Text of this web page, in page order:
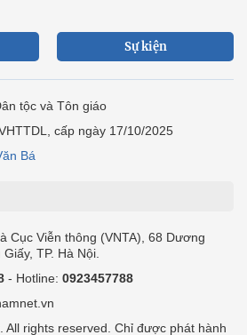
Sự kiện
tộc và Tôn giáo
cấp ngày 17/10/2025
Bá
Cục Viễn thông (VNTA), 68 Dương
TP. Hà Nội.
- Hotline: 0923457788
All rights reserved. Chỉ được phát hành